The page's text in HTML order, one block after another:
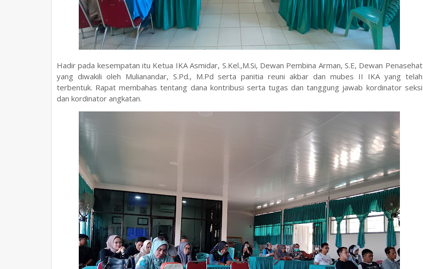
Hadir pada kesempatan itu Ketua IKA Asmidar, S.Kel.,M.Si, Dewan Pembina Arman, S.E, Dewan Penasehat
yang diwakili oleh Mulianandar, S.Pd., M.Pd serta panitia reuni akbar dan mubes II IKA yang telah
terbentuk. Rapat membahas tentang dana kontribusi serta tugas dan tanggung jawab kordinator seksi
dan kordinator angkatan.